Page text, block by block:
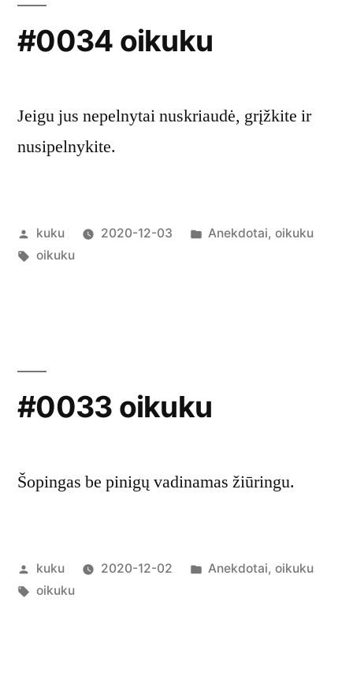
#0034 oikuku
Jeigu jus nepelnytai nuskriaudė, grįžkite ir
nusipelnykite.
Posted
by
kuku 2020-12-03
Posted
Anekdotai,oikuku
Tags:
oikuku
#0033 oikuku
Šopingas be pinigų vadinamas žiūringu.
Posted
by
kuku 2020-12-02
Posted
Anekdotai,oikuku
Tags:
oikuku